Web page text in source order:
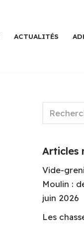
ACTUALITÉS
Articles
Vide-
Moulin :
juin 2026
Les